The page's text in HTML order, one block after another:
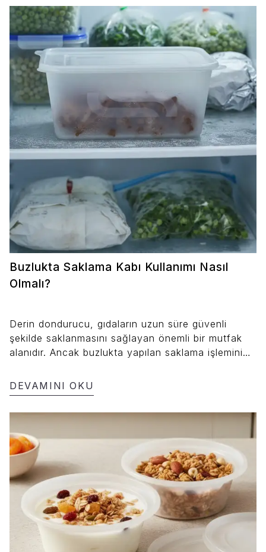
mikrodalgada saklama kabı kullanımıyla ilgili temel
noktaları ve doğru uygulamaları ele alıyoruz.
Buzlukta Saklama Kabı Kullanımı Nasıl
Olmalı?
Derin dondurucu, gıdaların uzun süre güvenli
şekilde saklanmasını sağlayan önemli bir mutfak
alanıdır. Ancak buzlukta yapılan saklama işleminin
kaplarının özelliklerine ve doğru kullanım
alışkanlıklarına bağlıdır. Bu yazıda, buzlukta
saklama kabı kullanımıyla ilgili temel noktaları ve
DEVAMINI OKU